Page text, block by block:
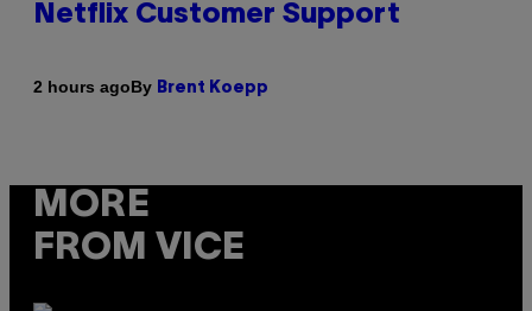
Netflix Customer Support
2 hours agoBy Brent Koepp
MORE
FROM VICE